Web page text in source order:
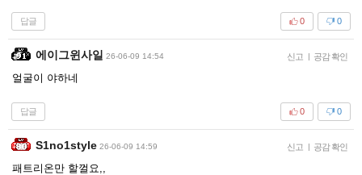
답글 0
0
에이그윈사일 26-06-09 14:54 신고 | 공감 확인
얼굴이 야하네
답글 0
0
S1no1style 26-06-09 14:59 신고 | 공감 확인
패트리온만 할껄요,,